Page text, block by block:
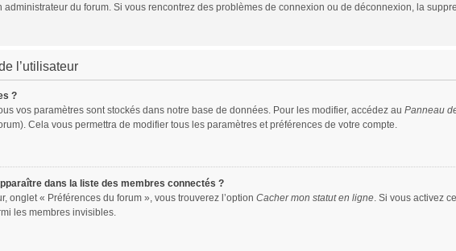
administrateur du forum. Si vous rencontrez des problèmes de connexion ou de déconnexion, la
l’utilisateur
?
vos paramètres sont stockés dans notre base de données. Pour les modifier, accédez au Panneau
Cela vous permettra de modifier tous les paramètres et préférences de votre compte.
dans la liste des membres connectés ?
onglet « Préférences du forum », vous trouverez l’option Cacher mon statut en ligne. Si vous activez
les membres invisibles.